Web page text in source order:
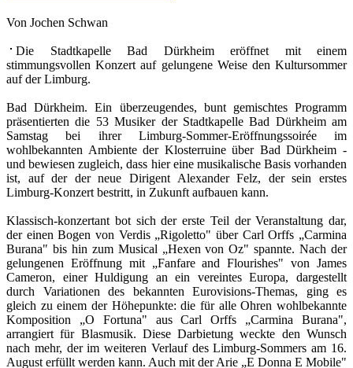
Von Jochen Schwan
Die Stadtkapelle Bad Dürkheim eröffnet mit einem
stimmungsvollen Konzert auf gelungene Weise den Kultursommer
auf der Limburg.
Bad Dürkheim. Ein überzeugendes, bunt gemischtes Programm
präsentierten die 53 Musiker der Stadtkapelle Bad Dürkheim am
Samstag bei ihrer Limburg-Sommer-Eröffnungssoirée im
wohlbekannten Ambiente der Klosterruine über Bad Dürkheim -
und bewiesen zugleich, dass hier eine musikalische Basis vorhanden
ist, auf der der neue Dirigent Alexander Felz, der sein erstes
Limburg-Konzert bestritt, in Zukunft aufbauen kann.
Klassisch-konzertant bot sich der erste Teil der Veranstaltung dar,
der einen Bogen von Verdis „Rigoletto" über Carl Orffs „Carmina
Burana" bis hin zum Musical „Hexen von Oz" spannte. Nach der
gelungenen Eröffnung mit „Fanfare and Flourishes" von James
Cameron, einer Huldigung an ein vereintes Europa, dargestellt
durch Variationen des bekannten Eurovisions-Themas, ging es
gleich zu einem der Höhepunkte: die für alle Ohren wohlbekannte
Komposition „O Fortuna" aus Carl Orffs „Carmina Burana",
arrangiert für Blasmusik. Diese Darbietung weckte den Wunsch
nach mehr, der im weiteren Verlauf des Limburg-Sommers am 16.
August erfüllt werden kann. Auch mit der Arie „E Donna E Mobile"